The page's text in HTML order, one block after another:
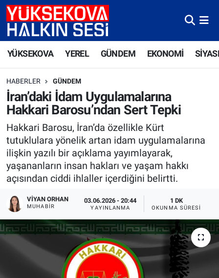
YÜKSEKOVA YEREL GÜNDEM EKONOMİ
HABERLER GÜNDEM
İran’daki İdam Uygulamalarına
Hakkari Barosu’ndan Sert Tepki
Hakkari Barosu, İran’da özellikle Kürt
tutuklulara yönelik artan idam uygulamalarına
ilişkin yazılı bir açıklama yayımlayarak,
yaşananların insan hakları ve yaşam hakkı
açısından ciddi ihlaller içerdiğini belirtti.
VIYAN ORHAN
MUHABIR
03.06.2026 - 20:44
YAYINLANMA
1 DK
OKUNMA SÜRESI
Yüksekova Nöbetçi Eczaneler
Yüksekova Trafik Yoğunluk Haritası
Süper Lig Puan Durumu ve Fikstür
Tüm Manşetler
Son Dakika Haberleri